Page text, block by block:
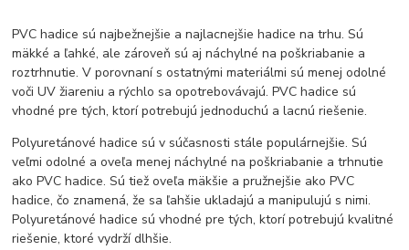
PVC hadice sú najbežnejšie a najlacnejšie hadice na trhu. Sú
mäkké a ľahké, ale zároveň sú aj náchylné na poškriabanie a
roztrhnutie. V porovnaní s ostatnými materiálmi sú menej odolné
voči UV žiareniu a rýchlo sa opotrebovávajú. PVC hadice sú
vhodné pre tých, ktorí potrebujú jednoduchú a lacnú riešenie.
Polyuretánové hadice sú v súčasnosti stále populárnejšie. Sú
veľmi odolné a oveľa menej náchylné na poškriabanie a trhnutie
ako PVC hadice. Sú tiež oveľa mäkšie a pružnejšie ako PVC
hadice, čo znamená, že sa ľahšie ukladajú a manipulujú s nimi.
Polyuretánové hadice sú vhodné pre tých, ktorí potrebujú kvalitné
riešenie, ktoré vydrží dlhšie.